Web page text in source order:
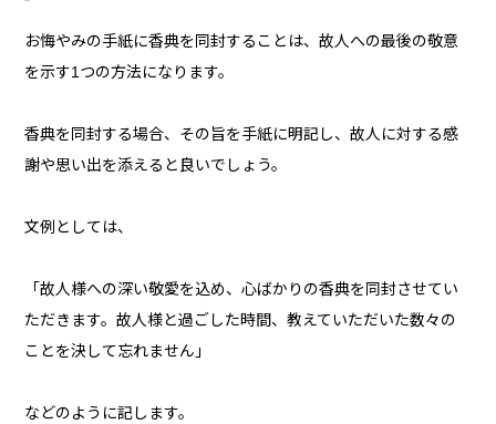
お悔やみの手紙に香典を同封することは、故人への最後の敬意
を示す1つの方法になります。
香典を同封する場合、その旨を手紙に明記し、故人に対する感
謝や思い出を添えると良いでしょう。
文例としては、
「故人様への深い敬愛を込め、心ばかりの香典を同封させてい
ただきます。故人様と過ごした時間、教えていただいた数々の
ことを決して忘れません」
などのように記します。